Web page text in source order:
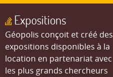
Expositions
Géopolis conçoit et créé des
expositions disponibles à la
location en partenariat avec
les plus grands chercheurs